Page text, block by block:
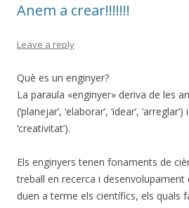
Anem a crear!!!!!!!
Leave a reply
Què es un enginyer?
La paraula «enginyer» deriva de les
(‘planejar’, ‘elaborar’, ‘idear’,
‘creativitat’).
Els enginyers tenen fonaments de
treball en recerca i desenvolupament
duen a terme els científics, els quals